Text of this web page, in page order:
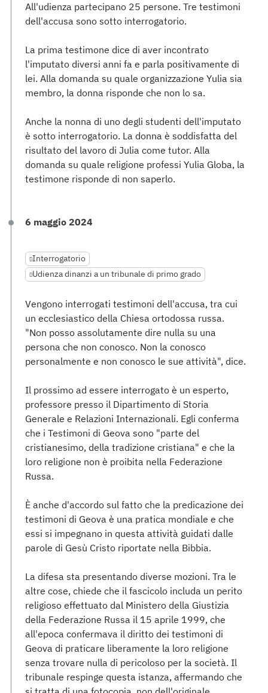
All'udienza partecipano 25 persone. Tre testimoni
dell'accusa sono sotto interrogatorio.
La prima testimone dice di aver incontrato
l'imputato diversi anni fa e parla positivamente di
lei. Alla domanda su quale organizzazione Yulia sia
membro, la donna risponde che non lo sa.
Anche la nonna di uno degli studenti dell'imputato
è sotto interrogatorio. La donna è soddisfatta del
risultato del lavoro di Julia come tutor. Alla
domanda su quale religione professi Yulia Globa, la
testimone risponde di non saperlo.
6 maggio 2024
Interrogatorio
Udienza dinanzi a un tribunale di primo grado
Vengono interrogati testimoni dell'accusa, tra cui
un ecclesiastico della Chiesa ortodossa russa.
"Non posso assolutamente dire nulla su una
persona che non conosco. Non la conosco
personalmente e non conosco le sue attività", dice.
Il prossimo ad essere interrogato è un esperto,
professore presso il Dipartimento di Storia
Generale e Relazioni Internazionali. Egli conferma
che i Testimoni di Geova sono "parte del
cristianesimo, della tradizione cristiana" e che la
loro religione non è proibita nella Federazione
Russa.
È anche d'accordo sul fatto che la predicazione dei
testimoni di Geova è una pratica mondiale e che
essi si impegnano in questa attività guidati dalle
parole di Gesù Cristo riportate nella Bibbia.
La difesa sta presentando diverse mozioni. Tra le
altre cose, chiede che il fascicolo includa un perito
religioso effettuato dal Ministero della Giustizia
della Federazione Russa il 15 aprile 1999, che
all'epoca confermava il diritto dei testimoni di
Geova di praticare liberamente la loro religione
senza trovare nulla di pericoloso per la società. Il
tribunale respinge questa istanza, affermando che